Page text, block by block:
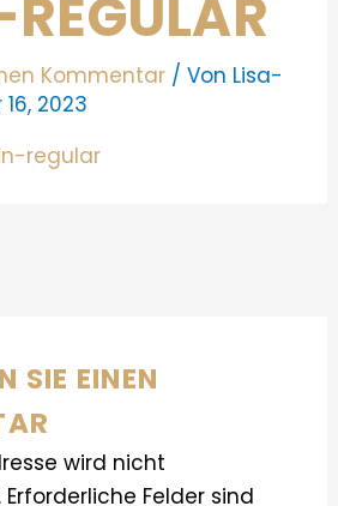
Kommentar / Von Lisa-
2023
regular
SIE EINEN
wird nicht
Erforderliche Felder sind